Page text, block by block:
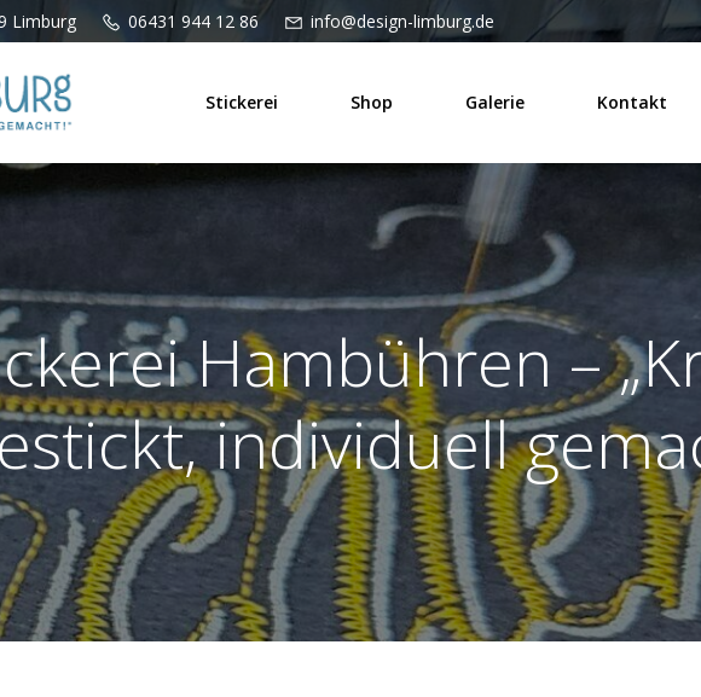
Limburg 06431 944 12 86 info@design-limburg.de
Stickerei Shop Galerie Kontakt
Hambühren –
individuell